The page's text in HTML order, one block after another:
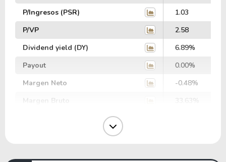
P/Ingresos (PSR)
1.03
P/VP
2.58
Dividend yield (DY)
6.89%
Payout
0.00%
Margen Neto
-0.48%
Margen Bruto
33.63%